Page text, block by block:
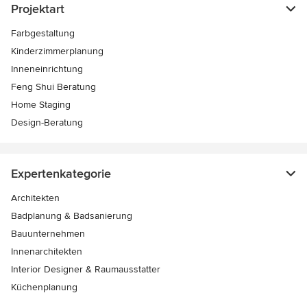
Projektart
Farbgestaltung
Kinderzimmerplanung
Inneneinrichtung
Feng Shui Beratung
Home Staging
Design-Beratung
Expertenkategorie
Architekten
Badplanung & Badsanierung
Bauunternehmen
Innenarchitekten
Interior Designer & Raumausstatter
Küchenplanung